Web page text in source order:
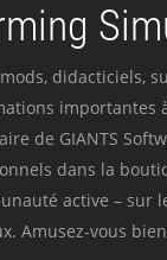
didacticiels,
importantes
de GIANTS
dans la
active – sur
Amusez-vous